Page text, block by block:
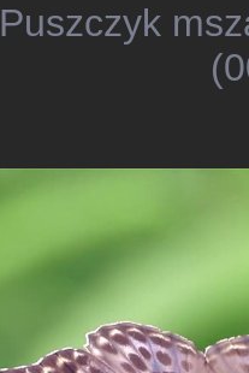
Puszczyk